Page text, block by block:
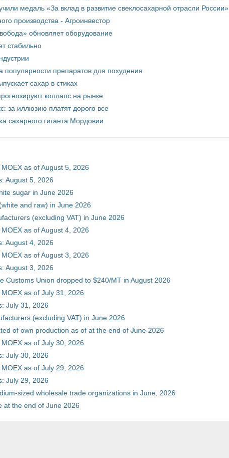
медаль «За вклад в развитие свеклосахарной отрасли России»
производства - Агроинвестор
обновляет оборудование
стабильно
препаратов для похудения
сахар в стиках
коллапс на рынке
за иллюзию платят дорого все
сахарного гиганта Мордовии
as of August 5, 2026
August 5, 2026
sugar in June 2026
and raw) in June 2026
(excluding VAT) in June 2026
as of August 4, 2026
August 4, 2026
as of August 3, 2026
August 3, 2026
Customs Union dropped to $240/MT in August 2026
as of July 31, 2026
July 31, 2026
(excluding VAT) in June 2026
of own production as of at the end of June 2026
as of July 30, 2026
July 30, 2026
as of July 29, 2026
July 29, 2026
sized wholesale trade organizations in June, 2026
at the end of June 2026